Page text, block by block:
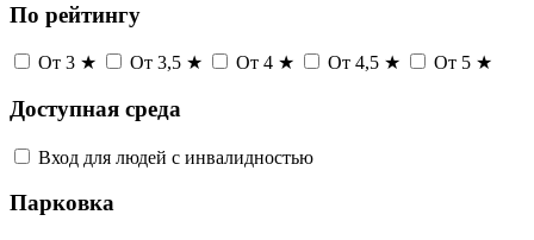
По рейтингу
От 3 ★ От 3,5 ★ От 4 ★ От 4,5 ★ От 5 ★
Доступная среда
Вход для людей с инвалидностью
Парковка